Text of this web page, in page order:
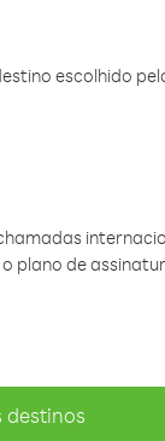
escolhido
plano de
destinos